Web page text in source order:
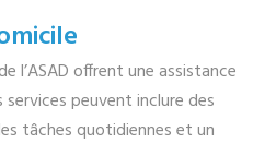
l’ASAD offrent une assistance
peuvent inclure des
tâches quotidiennes et un